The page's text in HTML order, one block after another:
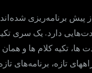
پیش برنامه‌ریزی
دارد. یک سری
ها، تکیه کلام ها و
تازه، برنامه‌های